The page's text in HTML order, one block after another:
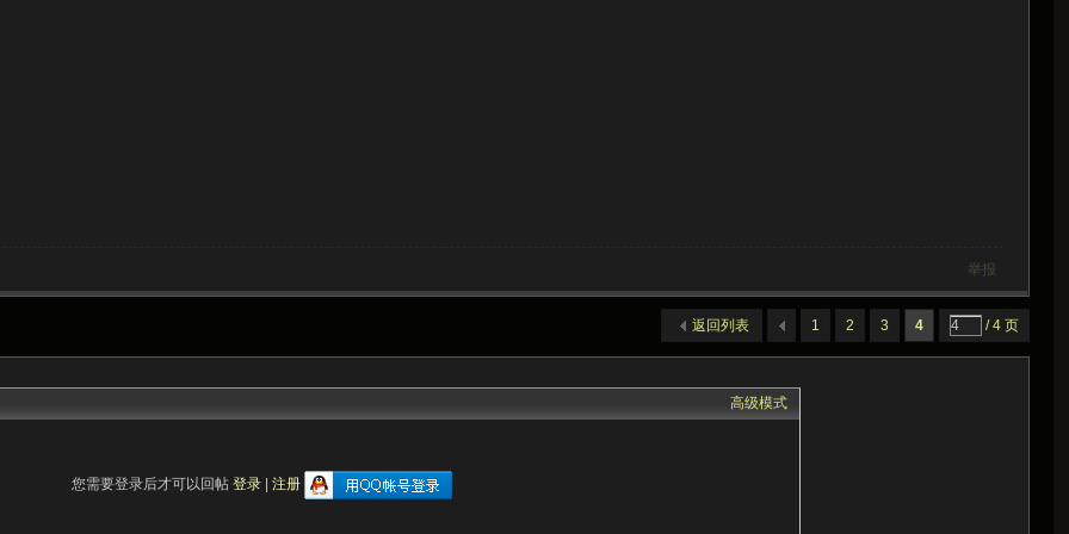
举报
1 2 3 4 / 4 页
返回列表
高级模式
您需要登录后才可以回帖 登录| 注册